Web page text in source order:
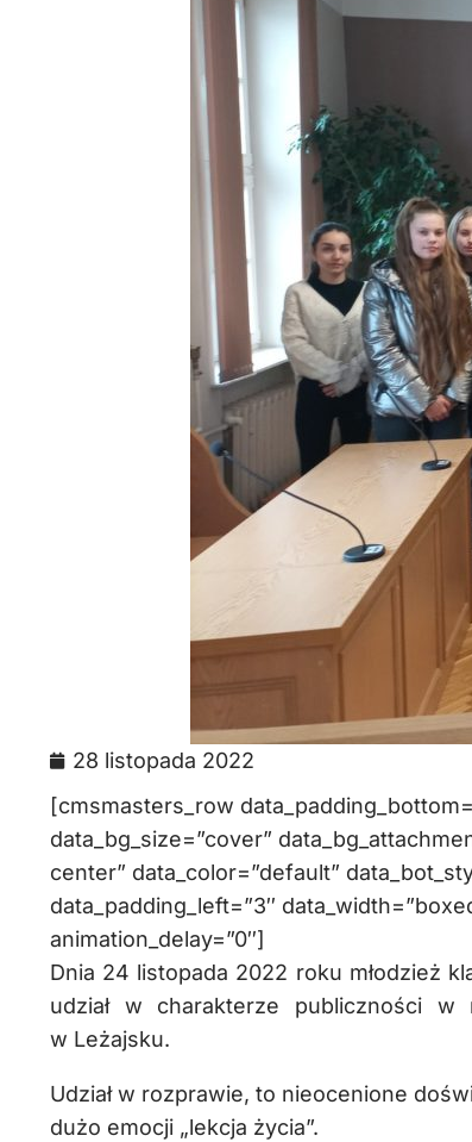
28 listopada 2022
[cmsmasters_row
data_bg_size=”cover”
center” data_color=”default”
data_padding_left=”3″
animation_delay=”0″]
Dnia 24 listopada 2022 roku młodzież
udział w charakterze publiczności w
w Leżajsku.
Udział w rozprawie, to nieocenione
dużo emocji „lekcja życia”.